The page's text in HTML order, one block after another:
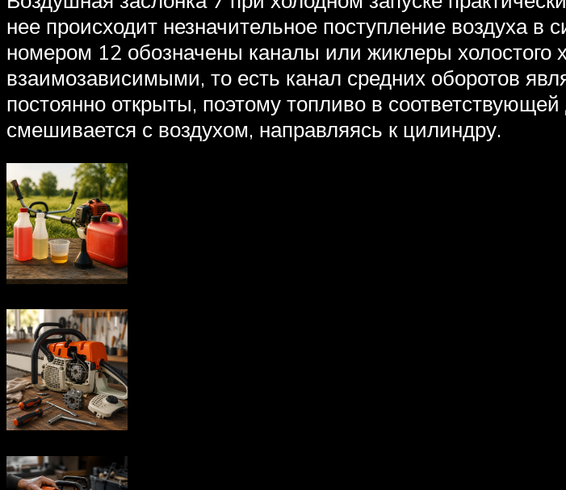
нее происходит незначительное поступление воздуха
номером 12 обозначены каналы или жиклеры холостого
взаимозависимыми, то есть канал средних оборотов
постоянно открыты, поэтому топливо в
смешивается с воздухом, направляясь к цилиндру.